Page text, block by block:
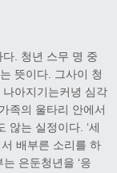
. 청년 스무 명 중
뜻이다. 그사이 청
나아지기는커녕 심각
족의 울타리 안에서
않는 실정이다. ‘세
배부른 소리를 하
은둔청년을 ‘응